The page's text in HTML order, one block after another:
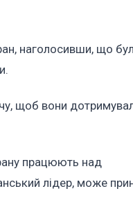
наголосивши, що
щоб вони
працюють над
лідер, може